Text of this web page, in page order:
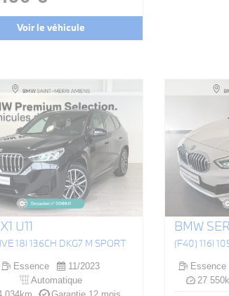
Voir le véhicule
U11
18I 136CH DKG7 M SPORT
Essence
11/2023
Automatique
BMW
(F40) 116I
Essence
27